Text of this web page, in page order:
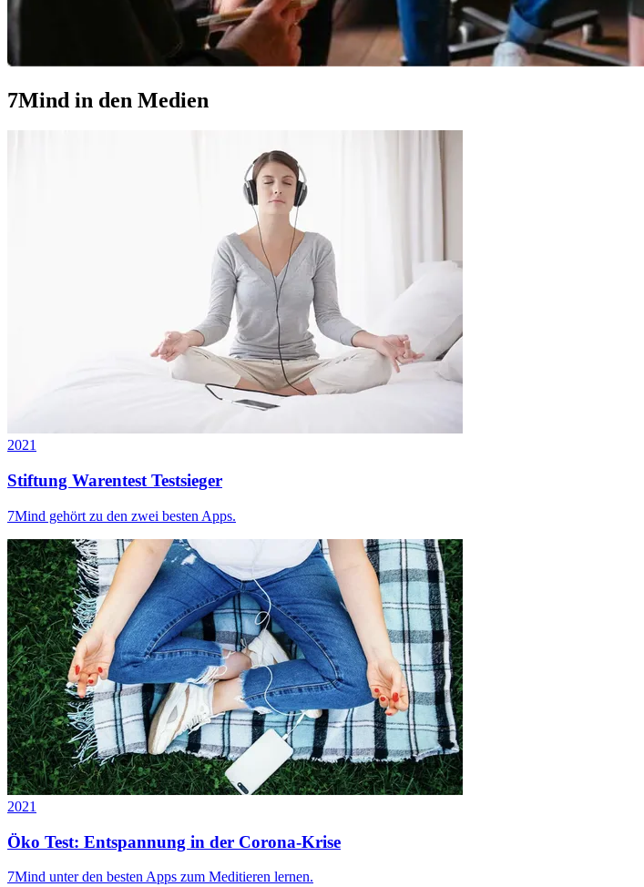
7Mind in den Medien
2021
Stiftung Warentest Testsieger
7Mind gehört zu den zwei besten Apps.
2021
Öko Test: Entspannung in der Corona-Krise
7Mind unter den besten Apps zum Meditieren lernen.